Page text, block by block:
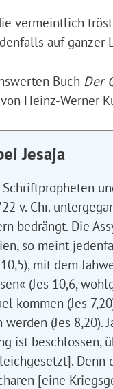
vermeintlich
auf ganzer
Buch Der
Heinz-Werner
Jesaja
v. Chr.
bedrängt. Die
so meint
mit dem
(Jes 10,6,
kommen (Jes
(Jes
ist
[eine